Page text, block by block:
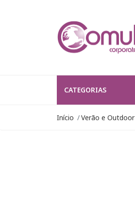
CATEGORIAS
Início Verão e Outdoor